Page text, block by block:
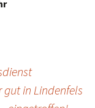
in Lindenfels